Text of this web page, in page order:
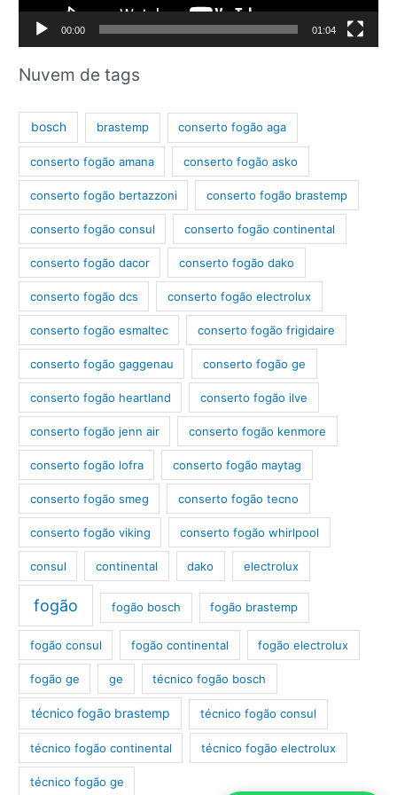
e
v
e
00:00 01:04
Nuvem de tags
bosch brastemp conserto fogão aga
conserto fogão amana conserto fogão asko
conserto fogão bertazzoni conserto fogão brastemp
conserto fogão consul conserto fogão continental
conserto fogão dacor conserto fogão dako
conserto fogão dcs conserto fogão electrolux
conserto fogão esmaltec conserto fogão frigidaire
conserto fogão gaggenau conserto fogão ge
conserto fogão heartland conserto fogão ilve
conserto fogão jenn air conserto fogão kenmore
conserto fogão lofra conserto fogão maytag
conserto fogão smeg conserto fogão tecno
conserto fogão viking conserto fogão whirlpool
consul continental dako electrolux
fogão fogão bosch fogão brastemp
fogão consul fogão continental fogão electrolux
fogão ge ge técnico fogão bosch
técnico fogão brastemp técnico fogão consul
técnico fogão continental técnico fogão electrolux
técnico fogão ge